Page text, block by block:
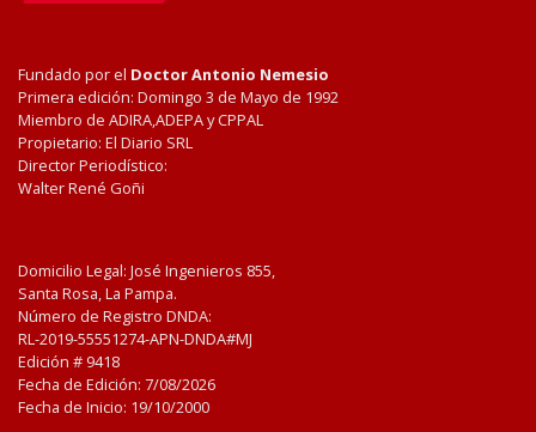
Fundado por el Doctor Antonio Nemesio
Primera edición: Domingo 3 de Mayo de 1992
Miembro de ADIRA,ADEPA y CPPAL
Propietario: El Diario SRL
Director Periodístico:
Walter René Goñi
Domicilio Legal: José Ingenieros 855,
Santa Rosa, La Pampa.
Número de Registro DNDA:
RL-2019-55551274-APN-DNDA#MJ
Edición # 9418
Fecha de Edición: 7/08/2026
Fecha de Inicio: 19/10/2000